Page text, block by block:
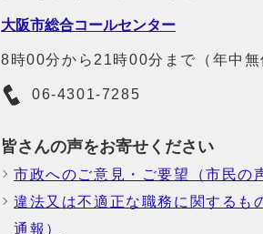
大阪市総合コールセンター
8時00分から21時00分まで（年中無
06-4301-7285
皆さんの声をお寄せください
市政へのご意見・ご要望（市民の
違法又は不適正な職務に関するも
通報）